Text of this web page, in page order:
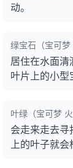
动。
绿宝石（宝可梦
居住在水面清
叶片上的小
叶绿（宝可梦 火
会走来走去
上的叶子就会